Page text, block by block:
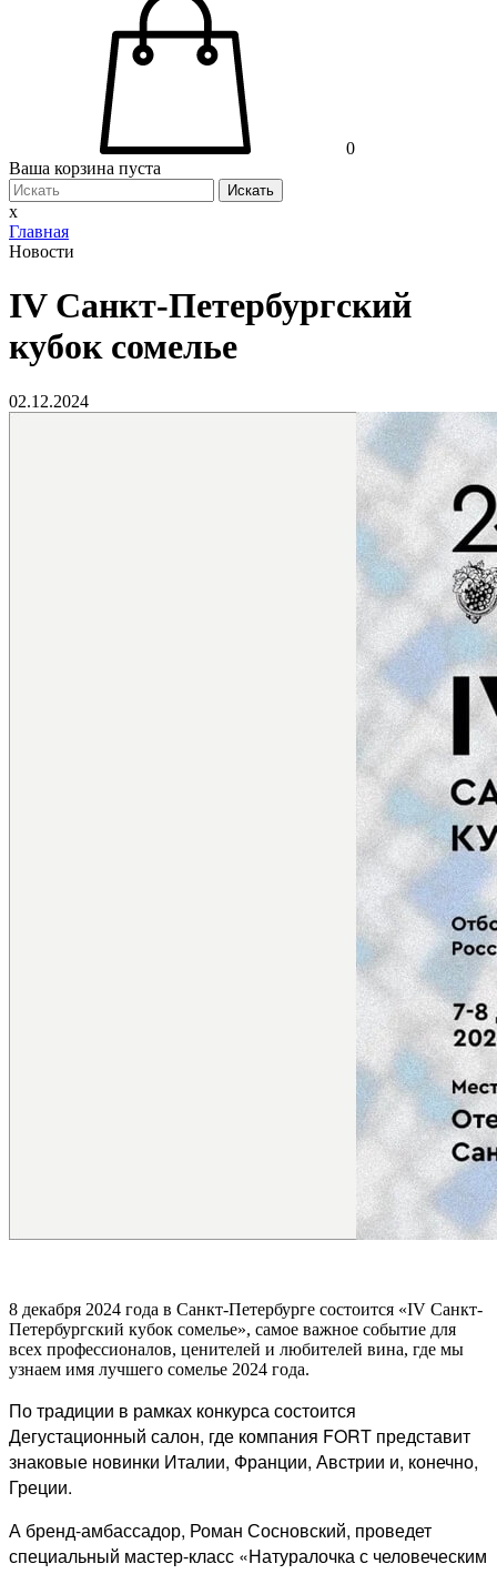
0
Ваша корзина пуста
Искать
x
Главная
Новости
IV Санкт-Петербургский
кубок сомелье
02.12.2024
8 декабря 2024 года в Санкт-Петербурге состоится «IV Санкт-
Петербургский кубок сомелье», самое важное событие для
всех профессионалов, ценителей и любителей вина, где мы
узнаем имя лучшего сомелье 2024 года.
По традиции в рамках конкурса состоится
Дегустационный салон, где компания FORT представит
знаковые новинки Италии, Франции, Австрии и, конечно,
Греции.
А бренд-амбассадор, Роман Сосновский, проведет
специальный мастер-класс «Натуралочка с человеческим